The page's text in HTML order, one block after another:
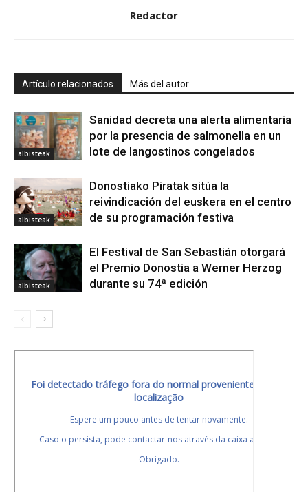
Redactor
Artículo relacionados Más del autor
albisteak
Sanidad decreta una alerta alimentaria
por la presencia de salmonella en un
lote de langostinos congelados
albisteak
Donostiako Piratak sitúa la
reivindicación del euskera en el centro
de su programación festiva
albisteak
El Festival de San Sebastián otorgará
el Premio Donostia a Werner Herzog
durante su 74ª edición